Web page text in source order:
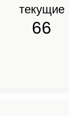
текущие
66